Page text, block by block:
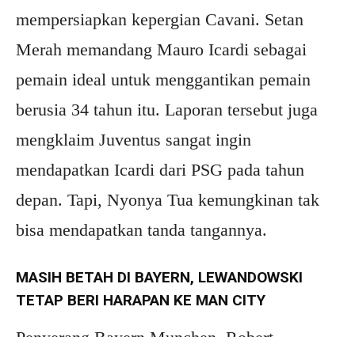
mempersiapkan kepergian Cavani. Setan
Merah memandang Mauro Icardi sebagai
pemain ideal untuk menggantikan pemain
berusia 34 tahun itu. Laporan tersebut juga
mengklaim Juventus sangat ingin
mendapatkan Icardi dari PSG pada tahun
depan. Tapi, Nyonya Tua kemungkinan tak
bisa mendapatkan tanda tangannya.
MASIH BETAH DI BAYERN, LEWANDOWSKI
TETAP BERI HARAPAN KE MAN CITY